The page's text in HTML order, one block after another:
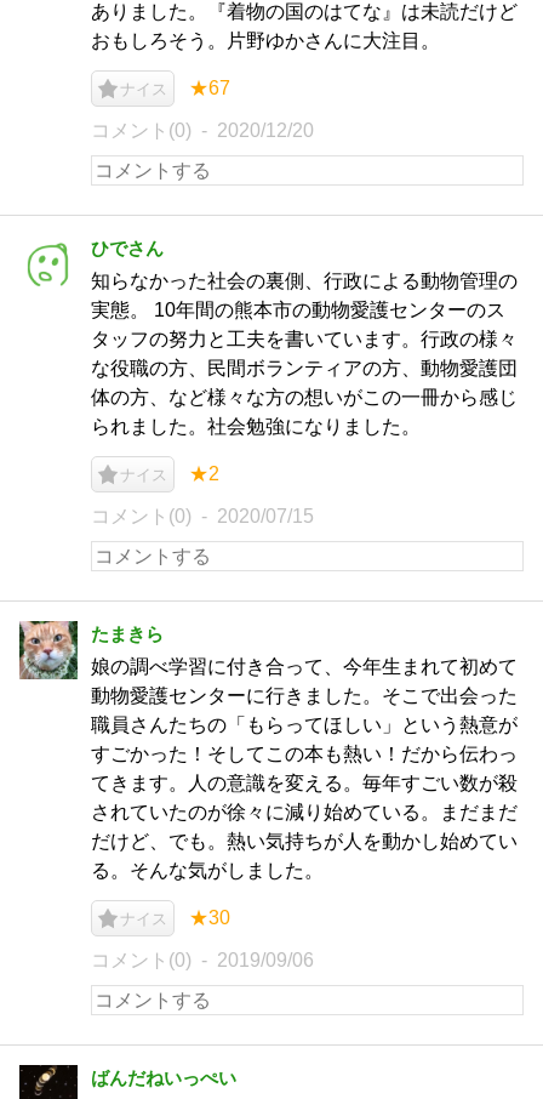
ありました。『着物の国のはてな』は未読だけど
おもしろそう。片野ゆかさんに大注目。
ナイス ★67
コメント(0) 2020/12/20
ひでさん
知らなかった社会の裏側、行政による動物管理の
実態。 10年間の熊本市の動物愛護センターのス
タッフの努力と工夫を書いています。行政の様々
な役職の方、民間ボランティアの方、動物愛護団
体の方、など様々な方の想いがこの一冊から感じ
られました。社会勉強になりました。
ナイス ★2
コメント(0) 2020/07/15
たまきら
娘の調べ学習に付き合って、今年生まれて初めて
動物愛護センターに行きました。そこで出会った
職員さんたちの「もらってほしい」という熱意が
すごかった！そしてこの本も熱い！だから伝わっ
てきます。人の意識を変える。毎年すごい数が殺
されていたのが徐々に減り始めている。まだまだ
だけど、でも。熱い気持ちが人を動かし始めてい
る。そんな気がしました。
ナイス ★30
コメント(0) 2019/09/06
ばんだねいっぺい